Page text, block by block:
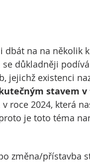
na na několik
důkladněji
jejichž existenci
stavem
roce 2024, která
je toto téma
změna/přístavba